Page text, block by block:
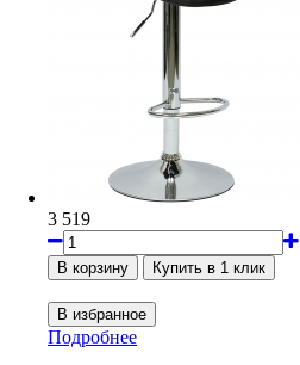
3 519
Подробнее